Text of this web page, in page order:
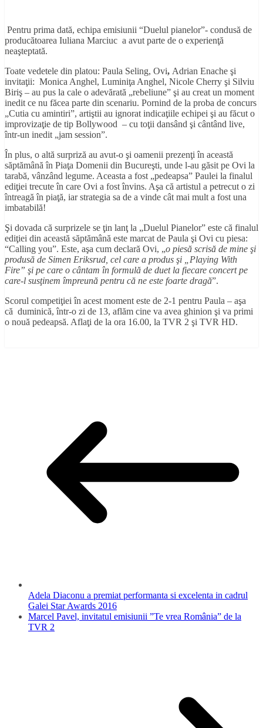
Pentru prima dată, echipa emisiunii “Duelul pianelor”- condusă de
producătoarea Iuliana Marciuc a avut parte de o experienţă
neaşteptată.
Toate vedetele din platou: Paula Seling, Ovi, Adrian Enache şi
invitaţii: Monica Anghel, Luminiţa Anghel, Nicole Cherry şi Silviu
Biriş – au pus la cale o adevărată „rebeliune” şi au creat un moment
inedit ce nu făcea parte din scenariu. Pornind de la proba de concurs
„Cutia cu amintiri”, artiştii au ignorat indicaţiile echipei şi au făcut o
improvizaţie de tip Bollywood – cu toţii dansând şi cântând live,
într-un inedit „jam session”.
În plus, o altă surpriză au avut-o şi oamenii prezenţi în această
săptămână în Piaţa Domenii din Bucureşti, unde l-au găsit pe Ovi la
tarabă, vânzând legume. Aceasta a fost „pedeapsa” Paulei la finalul
ediţiei trecute în care Ovi a fost învins. Aşa că artistul a petrecut o zi
întreagă în piaţă, iar strategia sa de a vinde cât mai mult a fost una
imbatabilă!
Şi dovada că surprizele se ţin lanţ la „Duelul Pianelor” este că finalul
ediţiei din această săptămână este marcat de Paula şi Ovi cu piesa:
“Calling you”. Este, aşa cum declară Ovi, „o piesă scrisă de mine şi
produsă de Simen Eriksrud, cel care a produs şi Playing With
Fire” şi pe care o cântam în formulă de duet la fiecare concert pe
care-l susţinem împreună pentru că ne este foarte dragă”.
Scorul competiţiei în acest moment este de 2-1 pentru Paula – aşa
că duminică, într-o zi de 13, aflăm cine va avea ghinion şi va primi
o nouă pedeapsă. Aflaţi de la ora 16.00, la TVR 2 şi TVR HD.
Adela Diaconu a premiat performanta si excelenta in cadrul
Galei Star Awards 2016
Marcel Pavel, invitatul emisiunii ”Te vrea România” de la
TVR 2